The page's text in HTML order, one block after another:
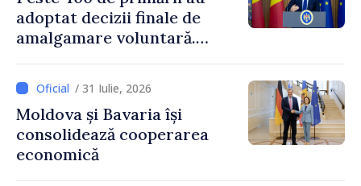
adoptat decizii finale de
amalgamare voluntară.
Guvernului, Alexei Buzu:
„85,5% dintre primării au
inițiat procesul. Le
mulțumim aleșilor locali
pentru că au pus pe primul
/ 31 Iulie, 2026
Moldova și Bavaria își
consolidează cooperarea
economică